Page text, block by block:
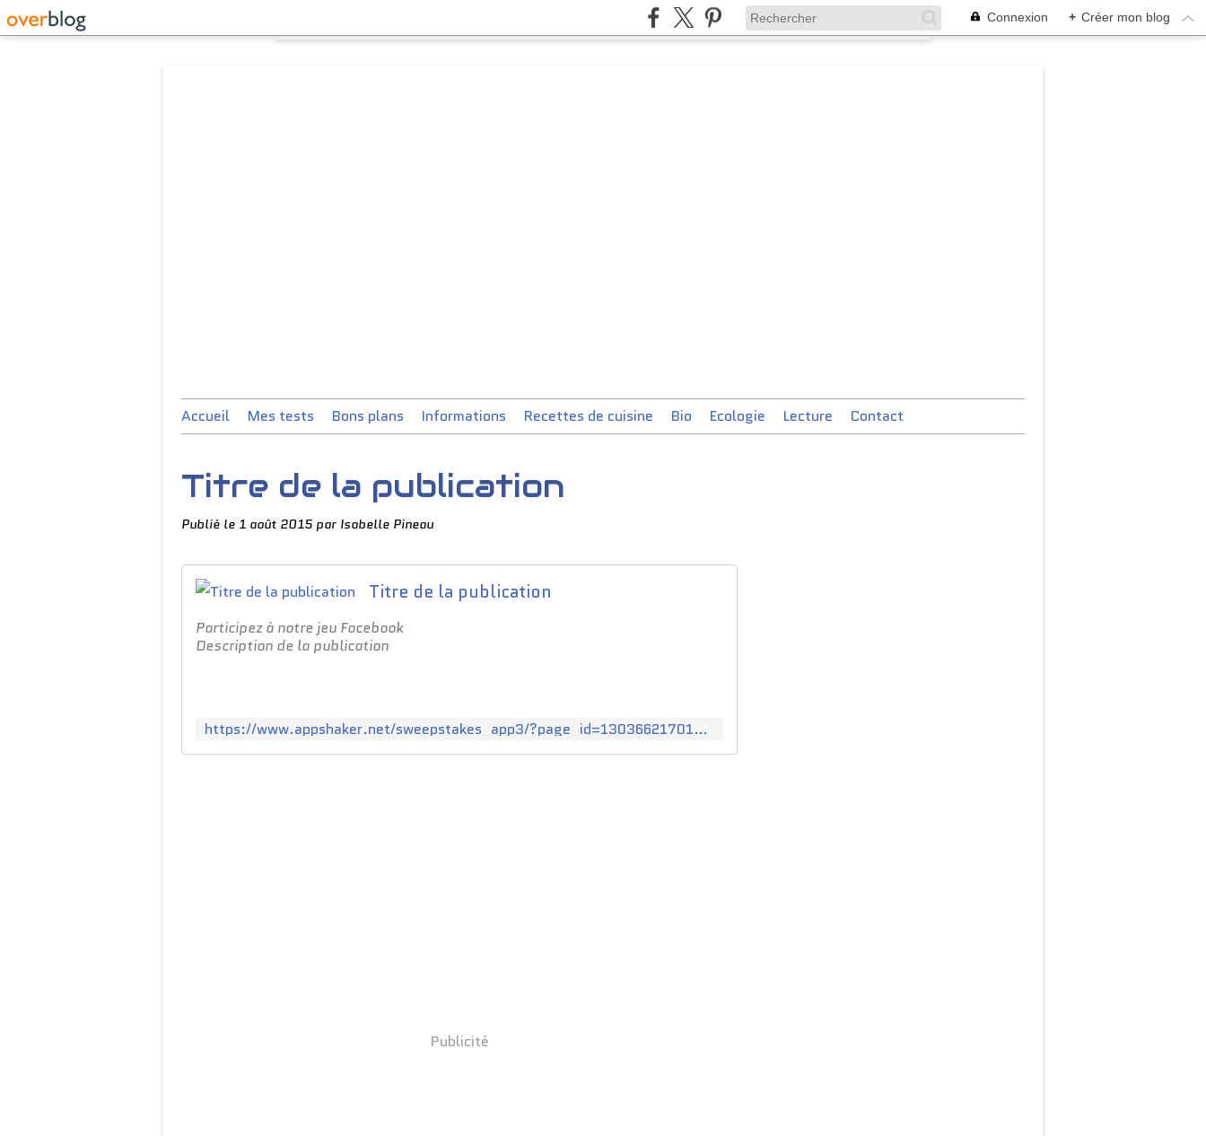
Connexion + Créer mon blog
Accueil Mes tests Bons plans Informations Recettes de cuisine Bio Ecologie Lecture Contact
Titre de la publication
Publié le 1 août 2015 par Isabelle Pineau
Titre de la publication
Participez à notre jeu Facebook
Description de la publication
https://www.appshaker.net/sweepstakes_app3/?page_id=130366217018701&redirToPage=1
Publicité